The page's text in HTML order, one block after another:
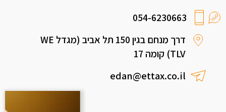
054-6230663
דרך מנחם בגין 150 תל אביב (מגדל WE
TLV) קומה 17
edan@ettax.co.il